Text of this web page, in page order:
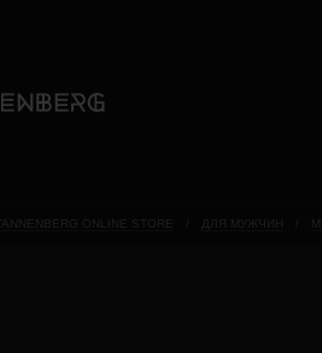
TANNENBERG ONLINE STORE ДЛЯ МУЖЧИН